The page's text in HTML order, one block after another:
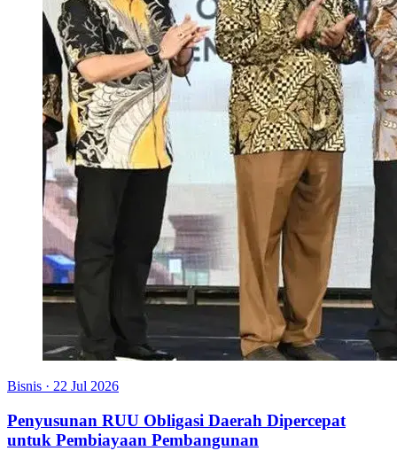
Bisnis · 22 Jul 2026
Penyusunan RUU Obligasi Daerah Dipercepat
untuk Pembiayaan Pembangunan